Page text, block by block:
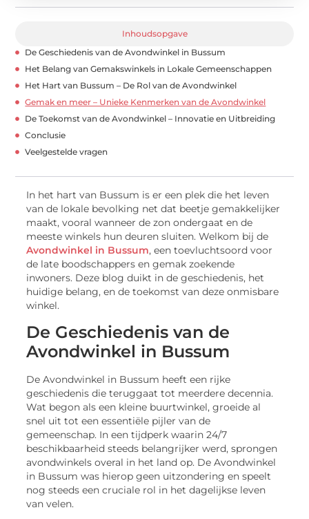
Inhoudsopgave
De Geschiedenis van de Avondwinkel in Bussum
Het Belang van Gemakswinkels in Lokale Gemeenschappen
Het Hart van Bussum – De Rol van de Avondwinkel
Gemak en meer – Unieke Kenmerken van de Avondwinkel
De Toekomst van de Avondwinkel – Innovatie en Uitbreiding
Conclusie
Veelgestelde vragen
In het hart van Bussum is er een plek die het leven
van de lokale bevolking net dat beetje gemakkelijker
maakt, vooral wanneer de zon ondergaat en de
meeste winkels hun deuren sluiten. Welkom bij de
Avondwinkel in Bussum, een toevluchtsoord voor
de late boodschappers en gemak zoekende
inwoners. Deze blog duikt in de geschiedenis, het
huidige belang, en de toekomst van deze onmisbare
winkel.
De Geschiedenis van de
Avondwinkel in Bussum
De Avondwinkel in Bussum heeft een rijke
geschiedenis die teruggaat tot meerdere decennia.
Wat begon als een kleine buurtwinkel, groeide al
snel uit tot een essentiële pijler van de
gemeenschap. In een tijdperk waarin 24/7
beschikbaarheid steeds belangrijker werd, sprongen
avondwinkels overal in het land op. De Avondwinkel
in Bussum was hierop geen uitzondering en speelt
nog steeds een cruciale rol in het dagelijkse leven
van velen.